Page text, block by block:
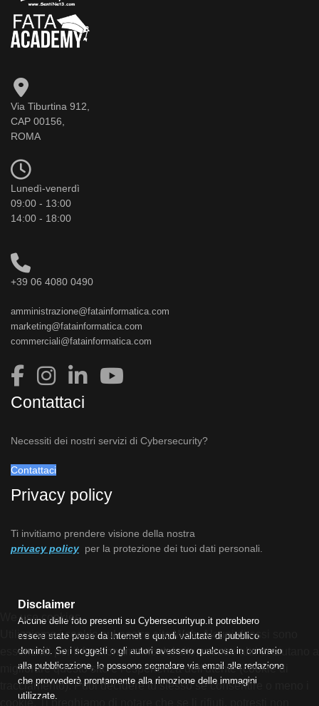
Via Tiburtina 912,
CAP 00156,
ROMA
Lunedì-venerdì
09:00 - 13:00
14:00 - 18:00
+39 06 4080 0490
amministrazione@fatainformatica.com
marketing@fatainformatica.com
commerciali@fatainformatica.com
Contattaci
Necessiti dei nostri servizi di Cybersecurity?
Contattaci
Privacy policy
Ti invitiamo prendere visione della nostra
privacy policy per la protezione dei tuoi dati personali.
Disclaimer
Alcune delle foto presenti su Cybersecurityup.it potrebbero
essere state prese da Internet e quindi valutate di pubblico
dominio. Se i soggetti o gli autori avessero qualcosa in contrario
alla pubblicazione, lo possono segnalare via email alla redazione
che provvederà prontamente alla rimozione delle immagini
utilizzate.
We use cookies
Utilizziamo i cookie sul nostro sito Web. Alcuni di essi sono
essenziali per il funzionamento del sito, mentre altri ci aiutano a
migliorare questo sito e l'esperienza dell'utente (cookie di
tracciamento). Puoi decidere tu stesso se consentire o meno i
cookie. Ti preghiamo di notare che se li rifiuti, potresti non